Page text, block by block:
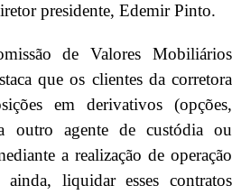
presidente, Edemir Pinto.
de Valores Mobiliários
que os clientes da corretora
em derivativos (opções,
outro agente de custódia ou
a realização de operação
liquidar esses contratos